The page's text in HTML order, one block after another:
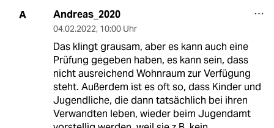
A Andreas_2020
04.02.2022, 10:00 Uhr
Das klingt grausam, aber es kann auch eine
Prüfung gegeben haben, es kann sein, dass
nicht ausreichend Wohnraum zur Verfügung
steht. Außerdem ist es oft so, dass Kinder und
Jugendliche, die dann tatsächlich bei ihren
Verwandten leben, wieder beim Jugendamt